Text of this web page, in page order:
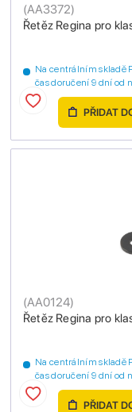
Řetěz Regina pro
(AA3372)
Na centrálním skladě
čas doručení 9 dní od
PŘIDAT
Řetěz Regina pro
(AA0124)
Na centrálním skladě
čas doručení 9 dní od
PŘIDAT